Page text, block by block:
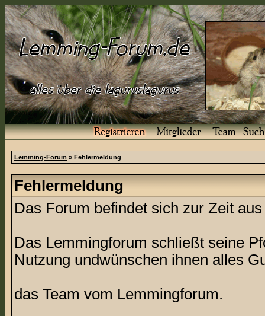
Lemming-Forum » Fehlermeldung
Fehlermeldung
Das Forum befindet sich zur Zeit
Das Lemmingforum schließt seine
Nutzung undwünschen ihnen alles
das Team vom Lemmingforum.